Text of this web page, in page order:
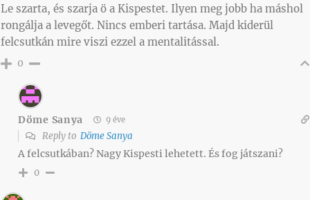
Le szarta, és szarja ö a Kispestet. Ilyen meg jobb ha máshol
rongálja a levegőt. Nincs emberi tartása. Majd kiderül
felcsutkán mire viszi ezzel a mentalitással.
0
Döme Sanya 9 éve
Reply to Döme Sanya
A felcsutkában? Nagy Kispesti lehetett. És fog játszani?
0